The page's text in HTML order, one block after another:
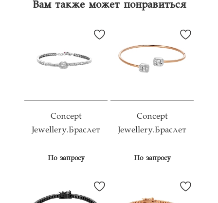
Вам также может понравиться
Concept
Jewellery.Браслет
По запросу
Concept
Jewellery.Браслет
По запросу